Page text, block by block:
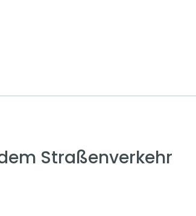
Straßenverkehr